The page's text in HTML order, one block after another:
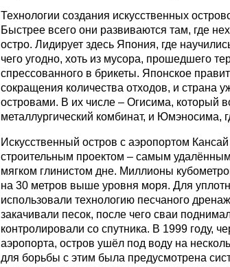
Технологии создания искусственных
Быстрее всего они развиваются там, где
остро. Лидирует здесь Япония, где
чего угодно, хоть из мусора, прошедшего
спрессованного в брикеты. Японское
сокращения количества отходов, и страна
островами. В их числе – Огисима, который
металлургический комбинат, и Юмэносима,
Искусственный остров с аэропортом
строительным проектом – самым
мягком глинистом дне. Миллионы
на 30 метров выше уровня моря. Для
использовали технологию песчаного
закачивали песок, после чего сваи
контролировали со спутника. В 1999 году,
аэропорта, остров ушёл под воду на
для борьбы с этим была предусмотрена